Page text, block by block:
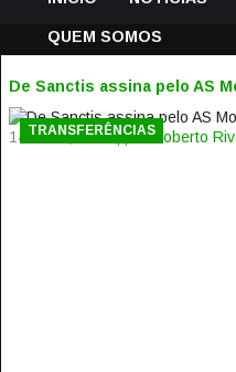
QUEM SOMOS
De Sanctis assina pelo AS
14 Julho, 2016 | porRoberto
TRANSFERÊNCIAS